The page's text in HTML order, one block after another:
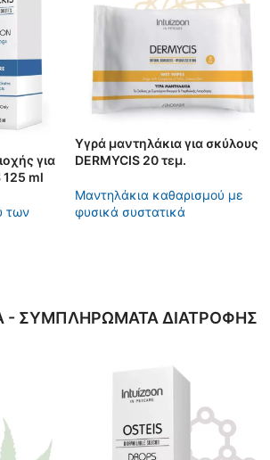
για
125 ml
των
Υγρά μαντηλάκια για σκύλους
DERMYCIS 20 τεμ.
Μαντηλάκια καθαρισμού με
φυσικά συστατικά
- ΣΥΜΠΛΗΡΩΜΑΤΑ ΔΙΑΤΡΟΦΗΣ